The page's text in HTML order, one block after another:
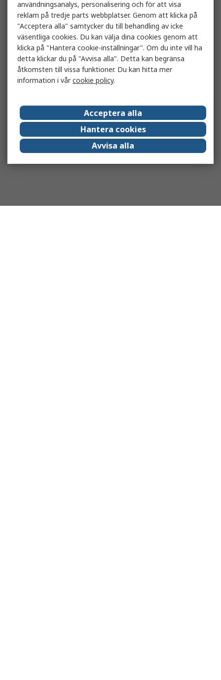
användningsanalys, personalisering och för att visa
reklam på tredje parts webbplatser. Genom att klicka på
"Acceptera alla" samtycker du till behandling av icke
väsentliga cookies. Du kan välja dina cookies genom att
klicka på "Hantera cookie-inställningar". Om du inte vill ha
detta klickar du på "Avvisa alla". Detta kan begränsa
åtkomsten till vissa funktioner. Du kan hitta mer
information i vårcookie policy.
Acceptera alla
Hantera cookies
Avvisa alla